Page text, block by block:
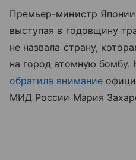
Премьер-министр Японии
выступая в годовщину
не назвала страну,
на город атомную бомбу.
обратила внимание
МИД России Мария